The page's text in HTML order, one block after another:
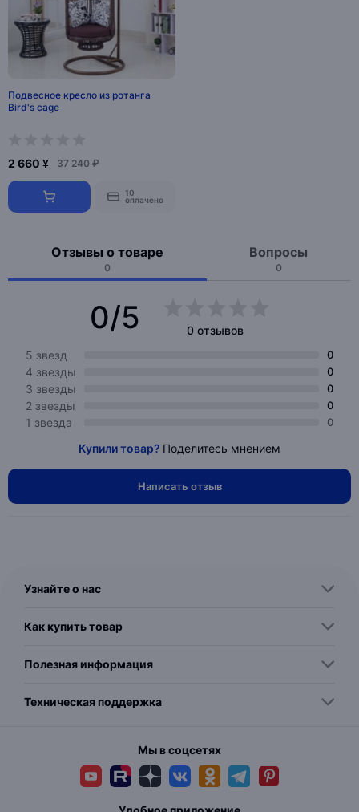
Подвесное кресло из ротанга
Bird's cage
2 660 ¥ 37 240 ₽
10
оплачено
Отзывы о товаре
0
Вопросы
0
0/5
0 отзывов
5 звезд
0
4 звезды 0
3 звезды 0
2 звезды 0
1 звезда 0
Купили товар? Поделитесь мнением
Написать отзыв
Узнайте о нас
Как купить товар
Полезная информация
Техническая поддержка
Мы в соцсетях